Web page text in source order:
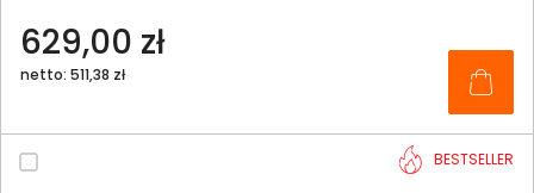
629,00 zł
netto: 511,38 zł
BESTSELLER